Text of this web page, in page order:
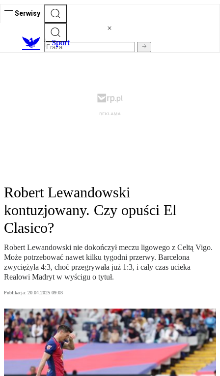
Serwisy
Sport
Robert Lewandowski
kontuzjowany. Czy opuści El
Clasico?
Robert Lewandowski nie dokończył meczu ligowego z Celtą Vigo.
Może potrzebować nawet kilku tygodni przerwy. Barcelona
zwyciężyła 4:3, choć przegrywała już 1:3, i cały czas ucieka
Realowi Madryt w wyścigu o tytuł.
Publikacja: 20.04.2025 09:03